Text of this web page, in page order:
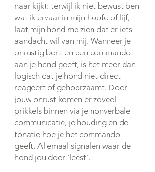
naar kijkt: terwijl ik niet bewust ben
wat ik ervaar in mijn hoofd of lijf,
laat mijn hond me zien dat er iets
aandacht wil van mij. Wanneer je
onrustig bent en een commando
aan je hond geeft, is het meer dan
logisch dat je hond niet direct
reageert of gehoorzaamt. Door
jouw onrust komen er zoveel
prikkels binnen via je nonverbale
communicatie, je houding en de
tonatie hoe je het commando
geeft. Allemaal signalen waar de
hond jou door ‘leest’.